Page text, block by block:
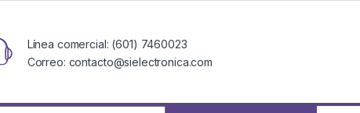
Línea comercial: (601) 7460023
Correo: contacto@sielectronica.com